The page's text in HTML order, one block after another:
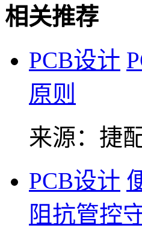
相关推荐
PCB设计
原则
来源：捷
PCB设计
阻抗管控